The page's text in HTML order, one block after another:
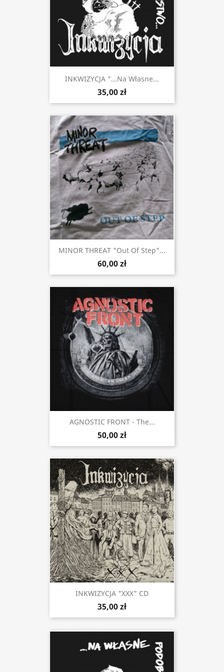
INKWIZYCJA "...Na Własne...
35,00 zł
MINOR THREAT "Out Of Step"...
60,00 zł
AGNOSTIC FRONT - The...
50,00 zł
INKWIZYCJA "XXX" CD
35,00 zł